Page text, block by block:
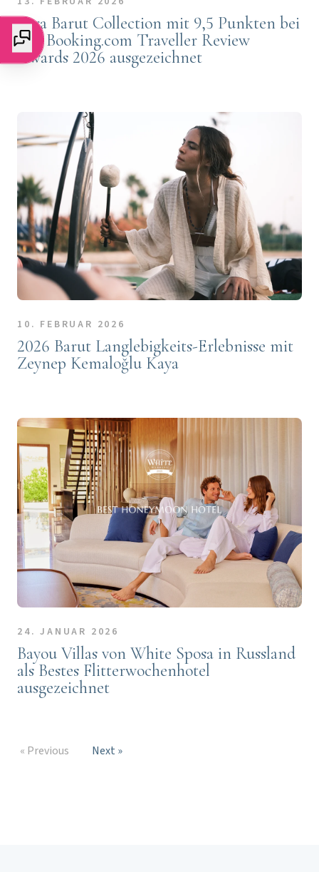
Lara Barut Collection mit 9,5 Punkten bei
den Booking.com Traveller Review
Awards 2026 ausgezeichnet
10. FEBRUAR 2026
2026 Barut Langlebigkeits-Erlebnisse mit
Zeynep Kemaloğlu Kaya
24. JANUAR 2026
Bayou Villas von White Sposa in Russland
als Bestes Flitterwochenhotel
ausgezeichnet
« Previous Next »